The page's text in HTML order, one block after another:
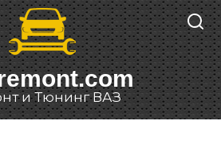
и Тюнинг ВАЗ